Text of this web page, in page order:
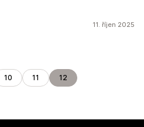
11. říjen 2025
10 11 12